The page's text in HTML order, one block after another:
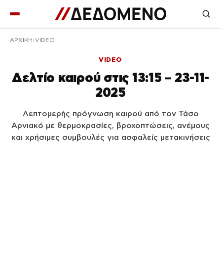
ΑΡΧΙΚΉ VIDEO
VIDEO
Δελτίο καιρού στις 13:15 – 23-11-
2025
Λεπτομερής πρόγνωση καιρού από τον Τάσο
Αρνιακό με θερμοκρασίες, βροχοπτώσεις, ανέμους
και χρήσιμες συμβουλές για ασφαλείς μετακινήσεις